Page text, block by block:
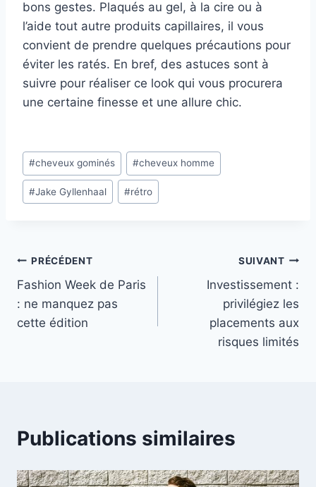
bons gestes. Plaqués au gel, à la cire ou à
l’aide tout autre produits capillaires, il vous
convient de prendre quelques précautions pour
éviter les ratés. En bref, des astuces sont à
suivre pour réaliser ce look qui vous procurera
une certaine finesse et une allure chic.
Étiquettes
de
la
#cheveux gominés #cheveux homme
#Jake Gyllenhaal #rétro
Navigation
de
l’article
PRÉCÉDENT
Fashion Week de Paris
: ne manquez pas
cette édition
SUIVANT
Investissement :
privilégiez les
placements aux
risques limités
Publications similaires